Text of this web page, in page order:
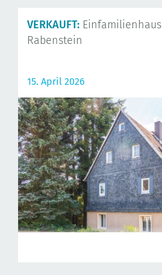
VERKAUFT:
Rabenstein
15. April 2026